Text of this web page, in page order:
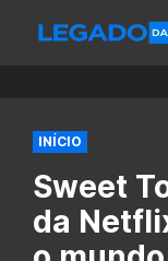
INÍCIO
Sweet
da